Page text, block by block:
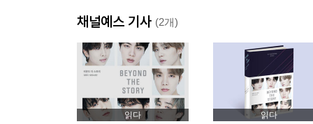
|
Born Singer | 가내수공업 프로덕션 | 룰은 깨진다
영향 | 자체 콘텐츠의 시대 | 화양연화의 이면 | 아
CHAPTER 4 / 인사이드 아웃 INSIDE OUT
채널예스 기사 (2개)
읽다 읽다